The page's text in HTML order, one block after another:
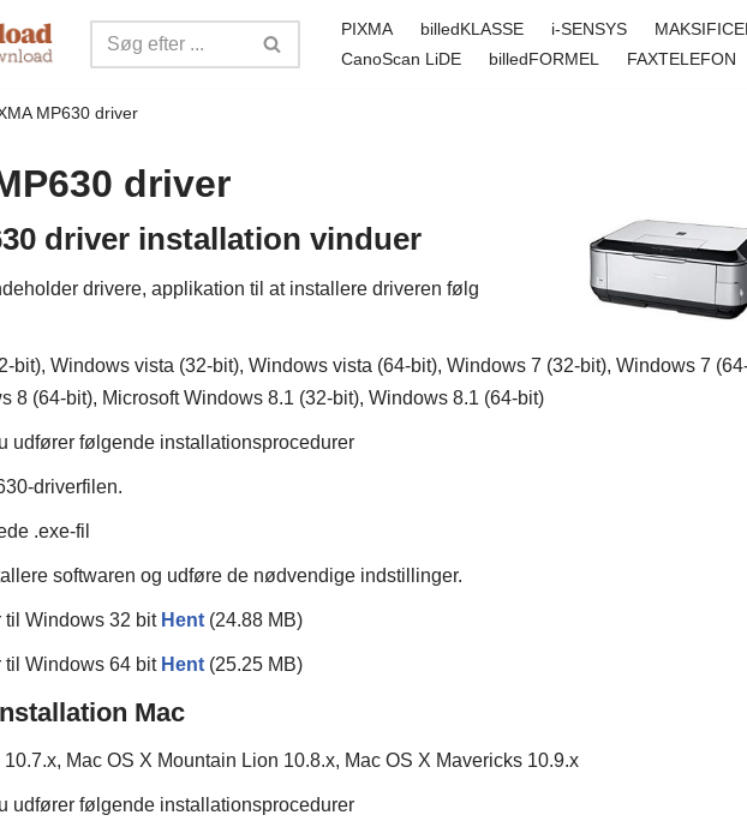
PIXMA billedKLASSE i-SENSYS
CanoScan LiDE
billedFORMEL FAXTELEFON
MP630 driver
driver
driver installation vinduer
drivere, applikation til at installere driveren følg
bit), Windows vista (32-bit), Windows vista (64-bit), Windows 7 (32-bit), Windows 7
8 (64-bit), Microsoft Windows 8.1 (32-bit), Windows 8.1 (64-bit)
udfører følgende installationsprocedurer
driverfilen.
.exe-fil
softwaren og udføre de nødvendige indstillinger.
til Windows 32 bit Hent (24.88 MB)
til Windows 64 bit Hent (25.25 MB)
Mac
10.7.x, Mac OS X Mountain Lion 10.8.x, Mac OS X Mavericks 10.9.x
udfører følgende installationsprocedurer